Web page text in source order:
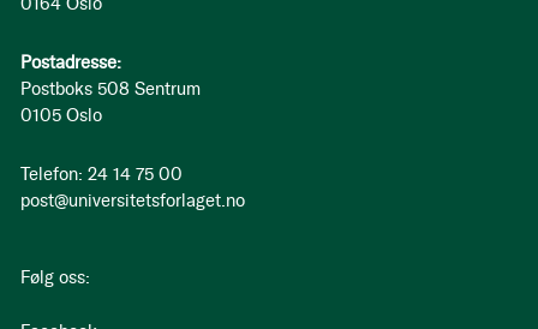
Postadresse:
Postboks 508 Sentrum
0105 Oslo
Telefon: 24 14 75 00
post@universitetsforlaget.no
Følg oss: